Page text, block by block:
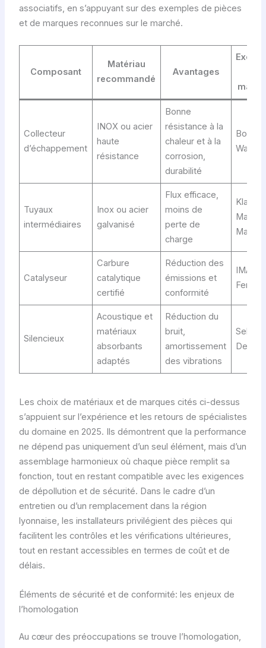
associatifs, en s’appuyant sur des exemples de pièces
et de marques reconnues sur le marché.
Composant
Matériau
recommandé
Avantages
Collecteur
d’échappement
INOX ou acier
haute
résistance
Bonne
résistance à la
chaleur et à la
corrosion,
durabilité
Bosal,
Walker
Tuyaux
intermédiaires
Inox ou acier
galvanisé
Flux efficace,
moins de
perte de
charge
Klarius,
Marelli
Catalyseur
Carbure
catalytique
certifié
Réduction des
émissions et
conformité
Ferodo
Silencieux
Acoustique et
matériaux
absorbants
adaptés
Réduction du
bruit,
amortissement
des vibrations
Devil
Les choix de matériaux et de marques cités ci-dessus
s’appuient sur l’expérience et les retours de spécialistes
du domaine en 2025. Ils démontrent que la performance
ne dépend pas uniquement d’un seul élément, mais d’un
assemblage harmonieux où chaque pièce remplit sa
fonction, tout en restant compatible avec les exigences
de dépollution et de sécurité. Dans le cadre d’un
entretien ou d’un remplacement dans la région
lyonnaise, les installateurs privilégient des pièces qui
facilitent les contrôles et les vérifications ultérieures,
tout en restant accessibles en termes de coût et de
délais.
Éléments de sécurité et de conformité: les enjeux de
l’homologation
Au cœur des préoccupations se trouve l’homologation,